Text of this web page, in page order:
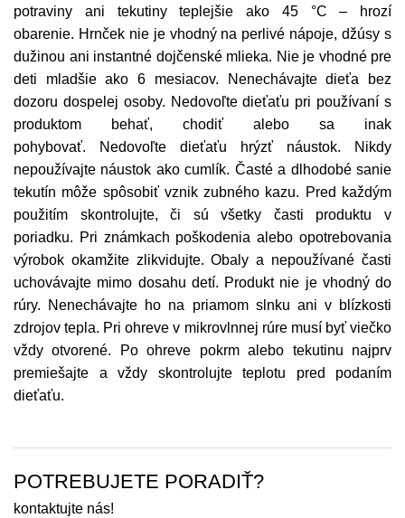
potraviny ani tekutiny teplejšie ako 45 °C – hrozí
obarenie. Hrnček nie je vhodný na perlivé nápoje, džúsy s
dužinou ani instantné dojčenské mlieka. Nie je vhodné pre
deti mladšie ako 6 mesiacov. Nenechávajte dieťa bez
dozoru dospelej osoby. Nedovoľte dieťaťu pri používaní s
produktom behať, chodiť alebo sa inak
pohybovať. Nedovoľte dieťaťu hrýzť náustok. Nikdy
nepoužívajte náustok ako cumlík. Časté a dlhodobé sanie
tekutín môže spôsobiť vznik zubného kazu. Pred každým
použitím skontrolujte, či sú všetky časti produktu v
poriadku. Pri známkach poškodenia alebo opotrebovania
výrobok okamžite zlikvidujte. Obaly a nepoužívané časti
uchovávajte mimo dosahu detí. Produkt nie je vhodný do
rúry. Nenechávajte ho na priamom slnku ani v blízkosti
zdrojov tepla. Pri ohreve v mikrovlnnej rúre musí byť viečko
vždy otvorené. Po ohreve pokrm alebo tekutinu najprv
premiešajte a vždy skontrolujte teplotu pred podaním
dieťaťu.
POTREBUJETE PORADIŤ?
kontaktujte nás!